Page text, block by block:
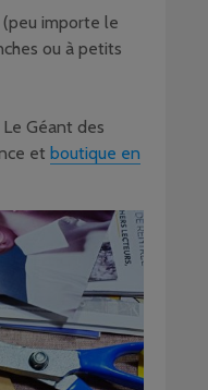
(peu importe le
ou à petits
Géant des
et boutique en